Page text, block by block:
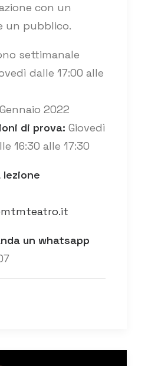
con un
un pubblico.
settimanale
dalle 17:00 alle
Gennaio 2022
di prova: Giovedì
16:30 alle 17:30
un whatsapp